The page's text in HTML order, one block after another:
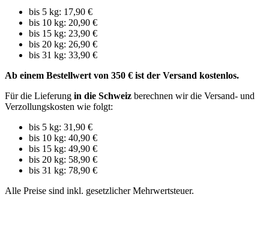
bis 5 kg: 17,90 €
bis 10 kg: 20,90 €
bis 15 kg: 23,90 €
bis 20 kg: 26,90 €
bis 31 kg: 33,90 €
Ab einem Bestellwert von 350 € ist der Versand kostenlos.
Für die Lieferung in die Schweiz berechnen wir die Versand- und
Verzollungskosten wie folgt:
bis 5 kg: 31,90 €
bis 10 kg: 40,90 €
bis 15 kg: 49,90 €
bis 20 kg: 58,90 €
bis 31 kg: 78,90 €
Alle Preise sind inkl. gesetzlicher Mehrwertsteuer.